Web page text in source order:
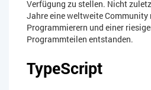
Verfügung zu stellen. Nicht
Jahre eine weltweite Community
Programmierern und einer
Programmteilen entstanden.
TypeScript